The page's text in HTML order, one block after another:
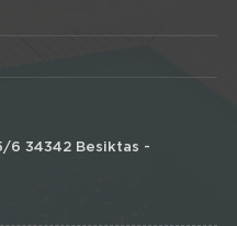
6 34342 Besiktas -